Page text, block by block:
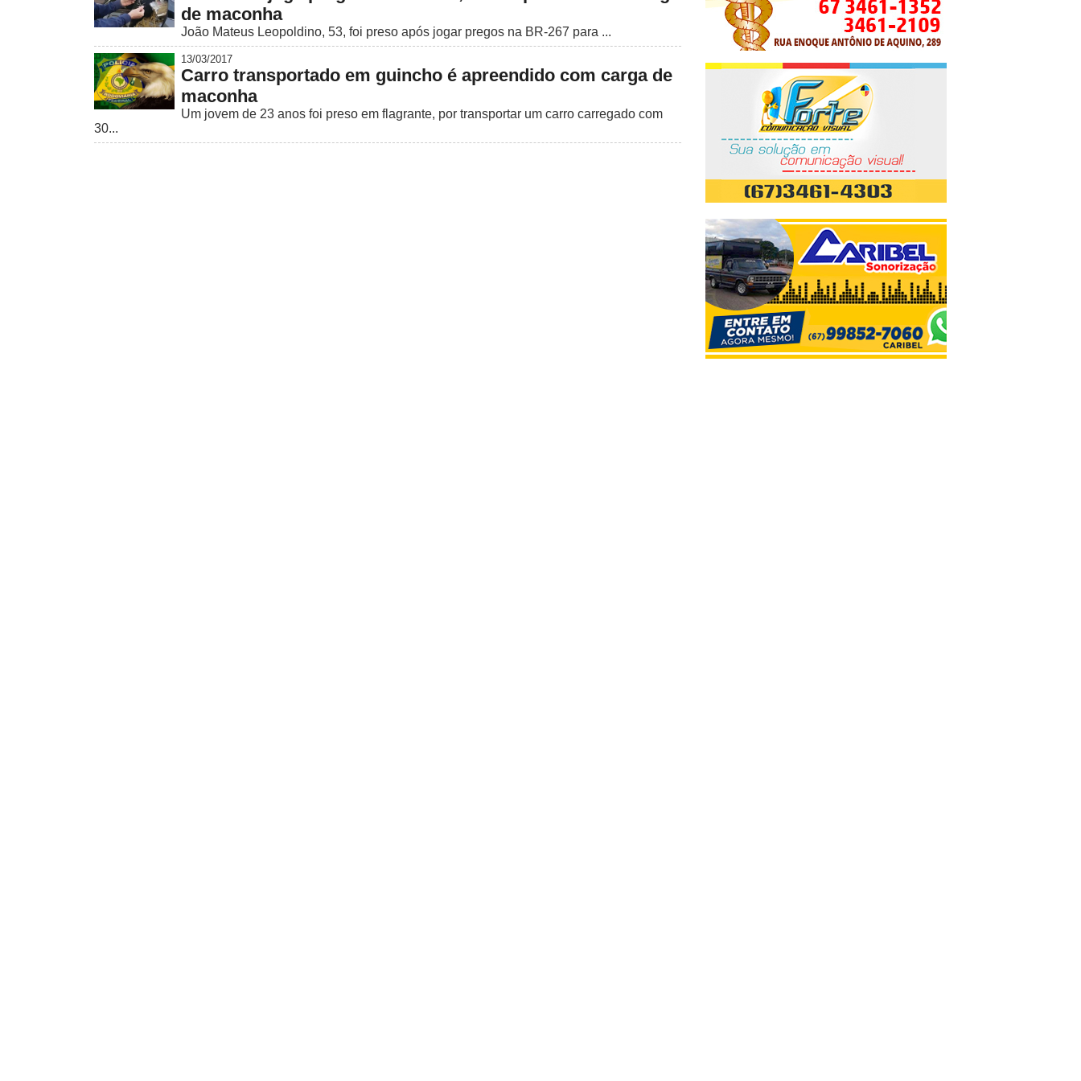
de maconha
João Mateus Leopoldino, 53, foi preso após jogar pregos na BR-267 para ...
13/03/2017
Carro transportado em guincho é apreendido com carga de
maconha
Um jovem de 23 anos foi preso em flagrante, por transportar um carro carregado com
30...